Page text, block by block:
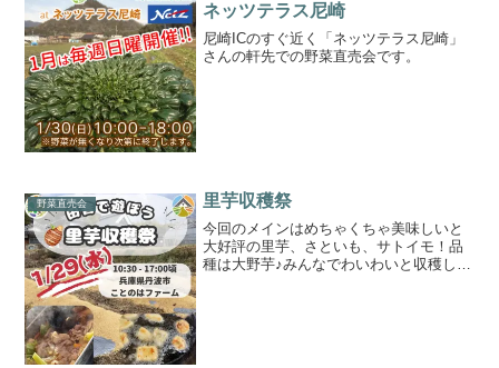
ネッツテラス尼崎
尼崎ICのすぐ近く「ネッツテラス尼崎」
さんの軒先での野菜直売会です。
野菜直売会 里芋収穫祭
今回のメインはめちゃくちゃ美味しいと
大好評の里芋、さといも、サトイモ！品
種は大野芋♪みんなでわいわいと収穫した